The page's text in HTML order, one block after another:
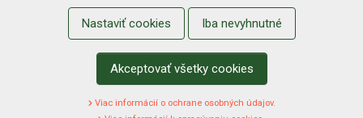
Zmena hesla
Prihlasiť sa na odber noviniek
Nastavenie cookies
Podmienky zadávania hodnotení
Odstúpenie od zmluvy online
Nastaviť cookies Iba nevyhnutné
Akceptovať všetky cookies
Viac informácií o ochrane osobných údajov.